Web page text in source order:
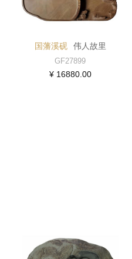
国藩溪砚 伟人故里
GF27899
¥ 16880.00